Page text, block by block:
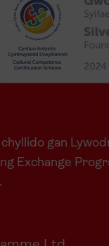
chyllido gan
Exchange